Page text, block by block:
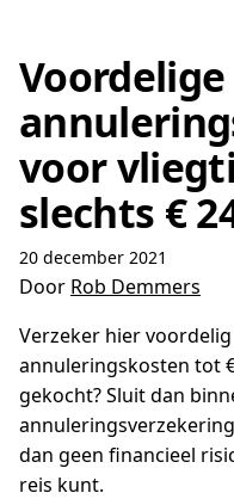
Voordelige
voor
slechts €
20 december 2021
Door Rob Demmers
Verzeker hier
annuleringskosten tot
gekocht? Sluit dan
dan geen financieel
reis kunt.